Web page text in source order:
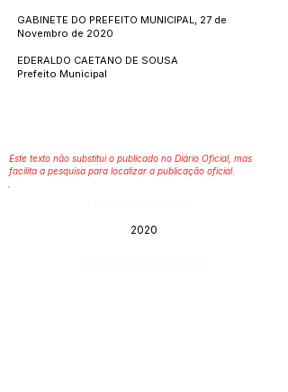
GABINETE DO PREFEITO MUNICIPAL, 27 de
Novembro de 2020
EDERALDO CAETANO DE SOUSA
Prefeito Municipal
Este texto não substitui o publicado no Diário Oficial, mas
facilita a pesquisa para localizar a publicação oficial.
2020